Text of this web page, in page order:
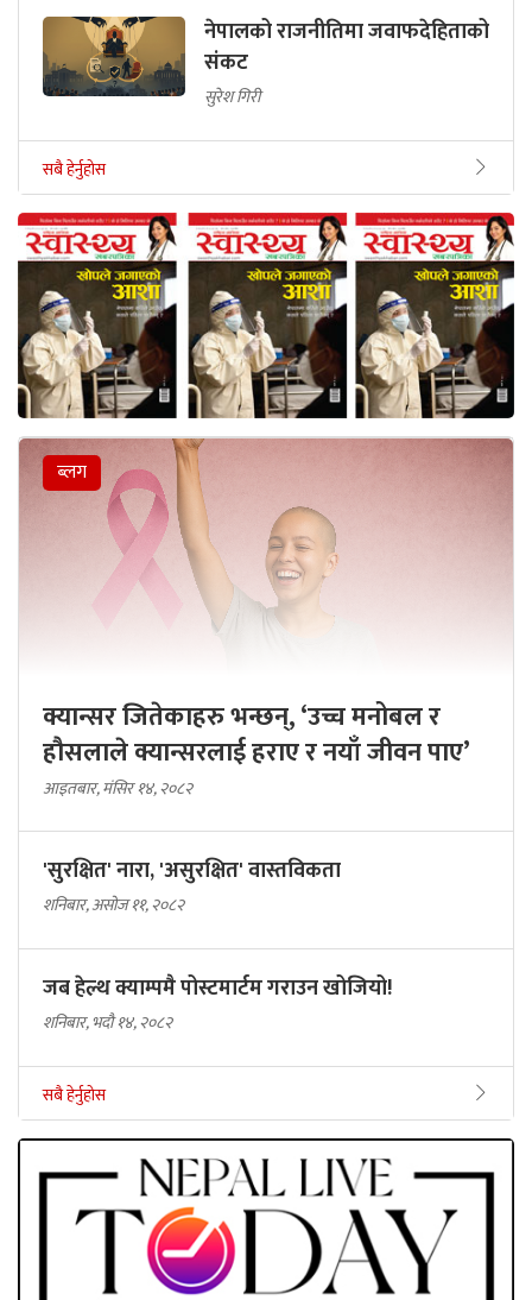
नेपालको राजनीतिमा जवाफदेहिताको
संकट
सुरेश गिरी
सबै हेर्नुहोस
ब्लग
क्यान्सर जितेकाहरु भन्छन्, ‘उच्च मनोबल र
हौसलाले क्यान्सरलाई हराए र नयाँ जीवन पाए’
आइतबार, मंसिर १४, २०८२
'सुरक्षित' नारा, 'असुरक्षित' वास्तविकता
शनिबार, असोज ११, २०८२
जब हेल्थ क्याम्पमै पोस्टमार्टम गराउन खोजियो!
शनिबार, भदौ १४, २०८२
सबै हेर्नुहोस